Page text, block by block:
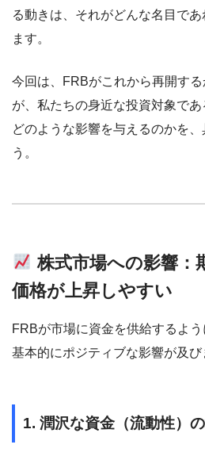
る動きは、それがどんな名目で
ます。
今回は、FRBがこれから再開す
が、私たちの身近な投資対象であ
どのような影響を与えるのかを
う。
株式市場への影響：
価格が上昇しやすい
FRBが市場に資金を供給するよ
基本的にポジティブな影響が及び
1. 潤沢な資金（流動性）